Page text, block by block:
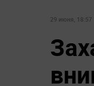
29 июня, 18:57